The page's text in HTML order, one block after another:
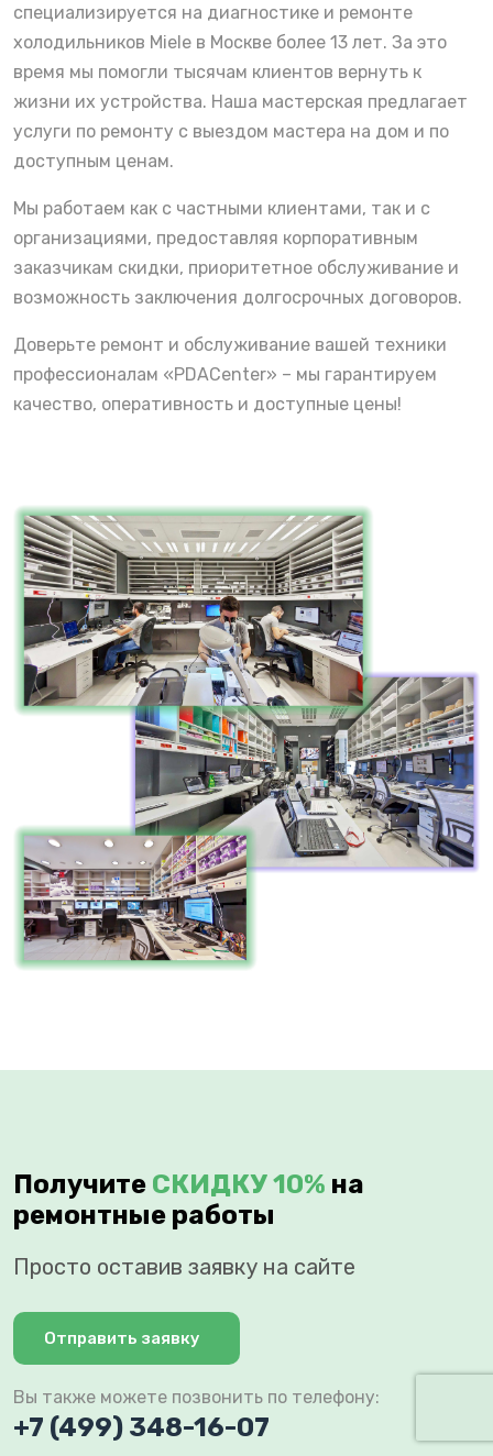
специализируется на диагностике и ремонте
холодильников Miele в Москве более 13 лет. За это
время мы помогли тысячам клиентов вернуть к
жизни их устройства. Наша мастерская предлагает
услуги по ремонту с выездом мастера на дом и по
доступным ценам.
Мы работаем как с частными клиентами, так и с
организациями, предоставляя корпоративным
заказчикам скидки, приоритетное обслуживание и
возможность заключения долгосрочных договоров.
Доверьте ремонт и обслуживание вашей техники
профессионалам «PDACenter» – мы гарантируем
качество, оперативность и доступные цены!
Получите СКИДКУ 10% на
ремонтные работы
Просто оставив заявку на сайте
Отправить заявку
Вы также можете позвонить по телефону:
+7 (499) 348-16-07